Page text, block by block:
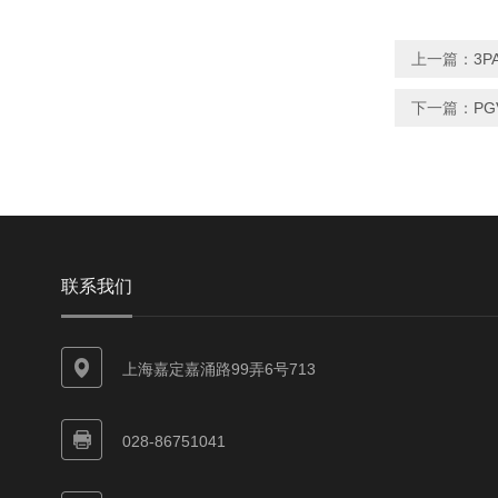
上一篇：
下一篇：
联系我们
上海嘉定嘉涌路99弄6号713
028-86751041